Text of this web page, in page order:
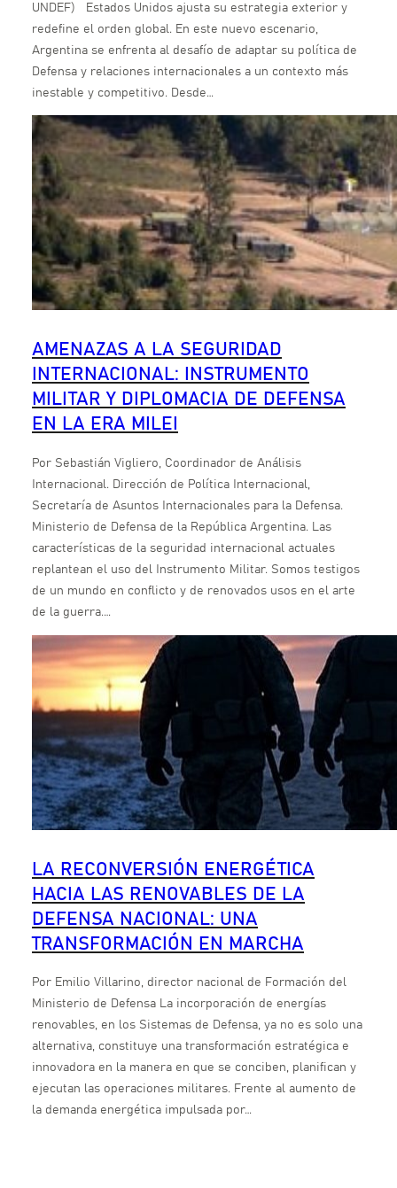
UNDEF) Estados Unidos ajusta su estrategia exterior y
redefine el orden global. En este nuevo escenario,
Argentina se enfrenta al desafío de adaptar su política de
Defensa y relaciones internacionales a un contexto más
inestable y competitivo. Desde…
AMENAZAS A LA SEGURIDAD
INTERNACIONAL: INSTRUMENTO
MILITAR Y DIPLOMACIA DE DEFENSA
EN LA ERA MILEI
Por Sebastián Vigliero, Coordinador de Análisis
Internacional. Dirección de Política Internacional,
Secretaría de Asuntos Internacionales para la Defensa.
Ministerio de Defensa de la República Argentina. Las
características de la seguridad internacional actuales
replantean el uso del Instrumento Militar. Somos testigos
de un mundo en conflicto y de renovados usos en el arte
de la guerra.…
LA RECONVERSIÓN ENERGÉTICA
HACIA LAS RENOVABLES DE LA
DEFENSA NACIONAL: UNA
TRANSFORMACIÓN EN MARCHA
Por Emilio Villarino, director nacional de Formación del
Ministerio de Defensa La incorporación de energías
renovables, en los Sistemas de Defensa, ya no es solo una
alternativa, constituye una transformación estratégica e
innovadora en la manera en que se conciben, planifican y
ejecutan las operaciones militares. Frente al aumento de
la demanda energética impulsada por…